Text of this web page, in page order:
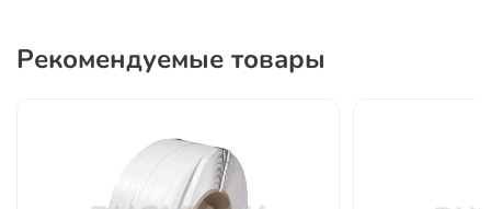
Рекомендуемые товары